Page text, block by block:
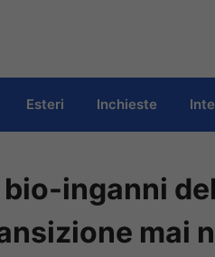
Esteri Inchieste
inganni
mai